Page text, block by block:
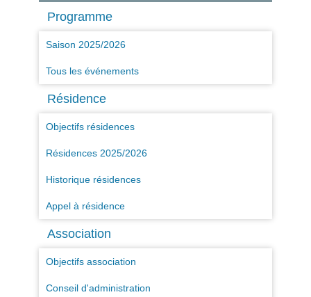
Programme
Saison 2025/2026
Tous les événements
Résidence
Objectifs résidences
Résidences 2025/2026
Historique résidences
Appel à résidence
Association
Objectifs association
Conseil d'administration